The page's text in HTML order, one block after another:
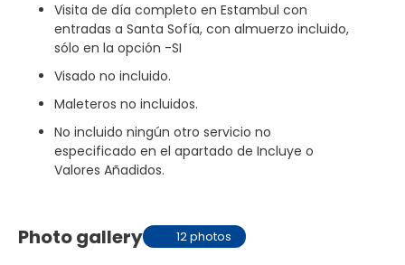
Visita de día completo en Estambul con
entradas a Santa Sofía, con almuerzo incluido,
sólo en la opción -SI
Visado no incluido.
Maleteros no incluidos.
No incluido ningún otro servicio no
especificado en el apartado de Incluye o
Valores Añadidos.
Photo gallery 12 photos